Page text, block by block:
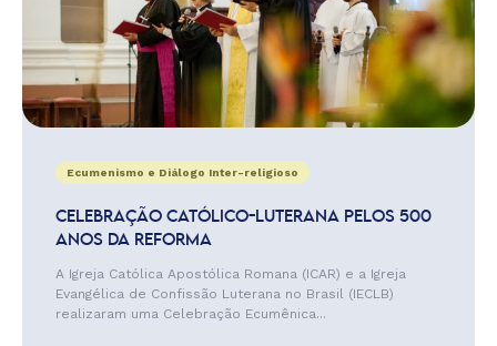
Ecumenismo e Diálogo Inter-religioso
CELEBRAÇÃO CATÓLICO-LUTERANA PELOS 500
ANOS DA REFORMA
A Igreja Católica Apostólica Romana (ICAR) e a Igreja
Evangélica de Confissão Luterana no Brasil (IECLB)
realizaram uma Celebração Ecumênica...